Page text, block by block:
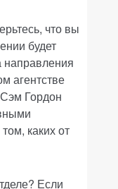
что вы
будет
направления
агентстве
Гордон
каких от
Если